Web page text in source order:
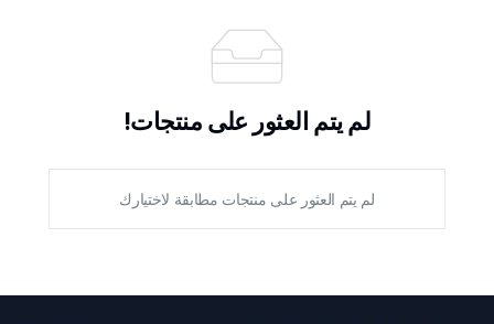
لم يتم العثور على منتجات!
لم يتم العثور على منتجات مطابقة لاختيارك